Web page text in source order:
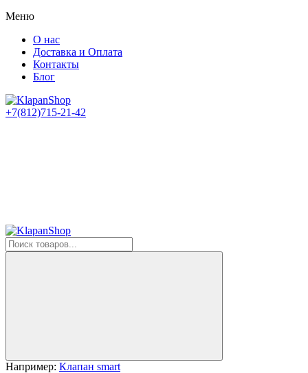
Меню
О нас
Доставка и Оплата
Контакты
Блог
+7(812)715-21-42
Например: Клапан smart